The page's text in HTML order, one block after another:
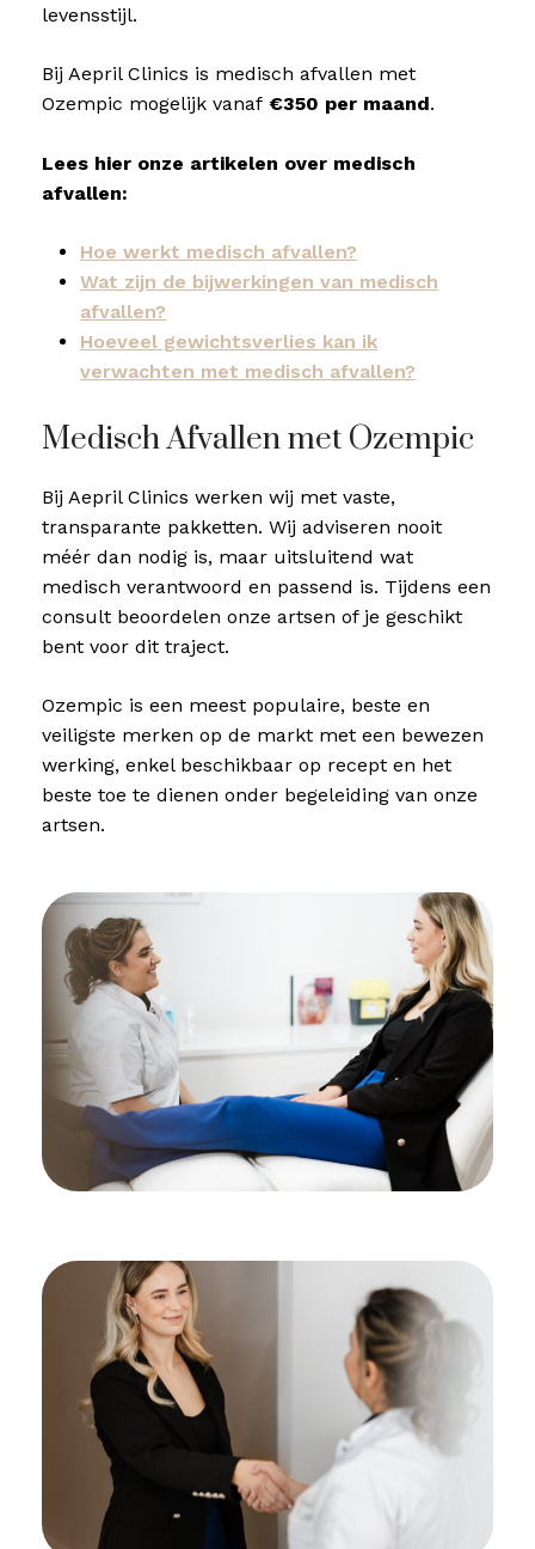
levensstijl.
Bij Aepril Clinics is medisch afvallen met
Ozempic mogelijk vanaf €350 per maand.
Lees hier onze artikelen over medisch
afvallen:
Hoe werkt medisch afvallen?
Wat zijn de bijwerkingen van medisch
afvallen?
Hoeveel gewichtsverlies kan ik
verwachten met medisch afvallen?
Medisch Afvallen met Ozempic
Bij Aepril Clinics werken wij met vaste,
transparante pakketten. Wij adviseren nooit
méér dan nodig is, maar uitsluitend wat
medisch verantwoord en passend is. Tijdens een
consult beoordelen onze artsen of je geschikt
bent voor dit traject.
Ozempic is een meest populaire, beste en
veiligste merken op de markt met een bewezen
werking, enkel beschikbaar op recept en het
beste toe te dienen onder begeleiding van onze
artsen.